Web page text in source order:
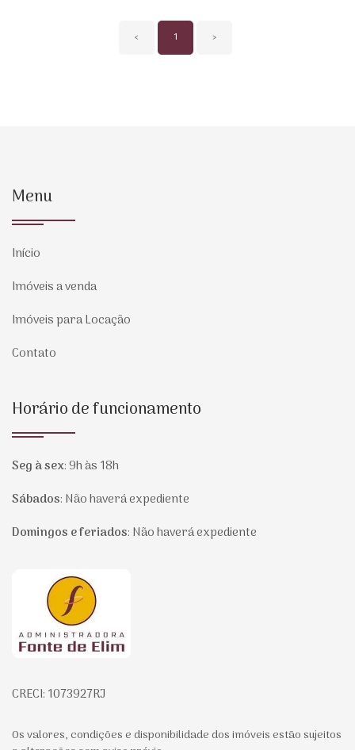
‹ 1 ›
Menu
Início
Imóveis a venda
Imóveis para Locação
Contato
Horário de funcionamento
Seg à sex:9h às 18h
Sábados: Não haverá expediente
Domingos e feriados: Não haverá expediente
Página inicial
CRECI: 1073927RJ
Os valores, condições e disponibilidade dos imóveis estão sujeitos